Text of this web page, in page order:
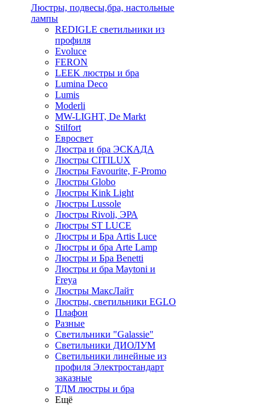
Люстры, подвесы,бра, настольные
лампы
REDIGLE светильники из
профиля
Evoluce
FERON
LEEK люстры и бра
Lumina Deco
Lumis
Moderli
MW-LIGHT, De Markt
Stilfort
Евросвет
Люстра и бра ЭСКАДА
Люстры CITILUX
Люстры Favourite, F-Promo
Люстры Globo
Люстры Kink Light
Люстры Lussole
Люстры Rivoli, ЭРА
Люстры ST LUCE
Люстры и Бра Artis Luce
Люстры и бра Arte Lamp
Люстры и Бра Benetti
Люстры и бра Maytoni и
Freya
Люстры МаксЛайт
Люстры, светильники EGLO
Плафон
Разные
Светильники "Galassie"
Светильники ДИОЛУМ
Светильники линейные из
профиля Электростандарт
заказные
ТДМ люстры и бра
Ещё